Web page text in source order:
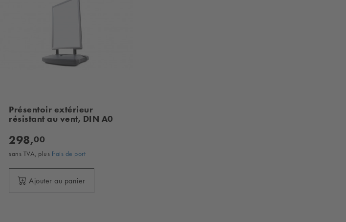
Présentoir extérieur
résistant au vent, DIN A0
298,00
sans TVA, plus frais de port
Ajouter au panier